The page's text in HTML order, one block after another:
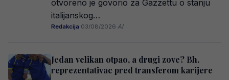
otvoreno je govorio za Gazzettu o stanju
italijanskog…
Redakcija·03/08/2026·AI
Jedan velikan otpao, a drugi zove? Bh.
reprezentativac pred transferom karijere